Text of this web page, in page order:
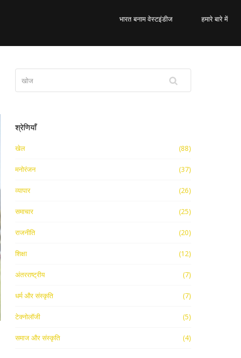
भारत बनाम वेस्टइंडीज हमारे बारे में
श्रेणियाँ
खेल (88)
मनोरंजन (37)
व्यापार (26)
समाचार (25)
राजनीति (20)
शिक्षा (12)
अंतरराष्ट्रीय (7)
धर्म और संस्कृति (7)
टेक्नोलॉजी (5)
समाज और संस्कृति (4)